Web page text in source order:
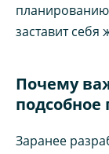
планированию
заставит себя
Почему
Заранее